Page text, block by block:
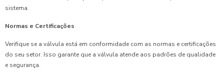
sistema.
Normas e Certificações
Verifique se a válvula está em conformidade com as normas e certificações
do seu setor. Isso garante que a válvula atende aos padrões de qualidade
e segurança.